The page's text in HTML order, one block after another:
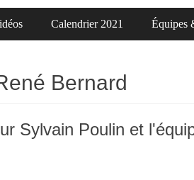
Calendrier 2021 Équipes
Bernard
Sylvain Poulin et